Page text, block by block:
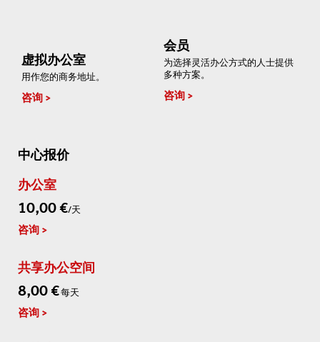
虚拟办公室
用作您的商务地址。
咨询
会员
为选择灵活办公方式的人士提供
多种方案。
咨询
中心报价
办公室
10,00 €/天
咨询
共享办公空间
8,00 €每天
咨询